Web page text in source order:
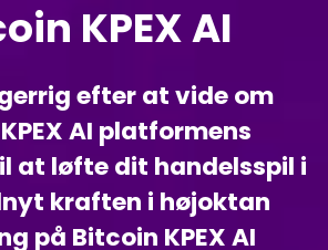
KPEX AI
efter at vide om
AI platformens
at løfte dit handelsspil i
kraften i højoktan
på Bitcoin KPEX AI